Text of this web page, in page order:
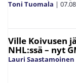
Toni Tuomala |
Ville Koivusen
NHL:ssä – nyt
Lauri Saastamoinen